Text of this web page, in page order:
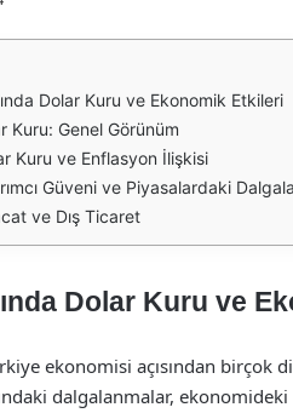
Dolar Kuru ve Ekonomik Etkileri
Kuru: Genel Görünüm
Kuru ve Enflasyon İlişkisi
Güveni ve Piyasalardaki
ve Dış Ticaret
Dolar Kuru ve
ekonomisi açısından birçok
dalgalanmalar,